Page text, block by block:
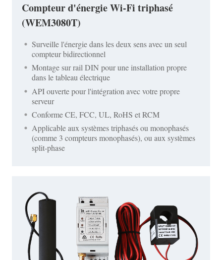
Compteur d'énergie Wi-Fi triphasé
(WEM3080T)
Surveille l'énergie dans les deux sens avec un seul
compteur bidirectionnel
Montage sur rail DIN pour une installation propre
dans le tableau électrique
API ouverte pour l'intégration avec votre propre
serveur
Conforme CE, FCC, UL, RoHS et RCM
Applicable aux systèmes triphasés ou monophasés
(comme 3 compteurs monophasés), ou aux systèmes
split-phase